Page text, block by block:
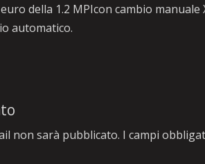
della 1.2 MPIcon cambio
automatico.
non sarà pubblicato. I campi